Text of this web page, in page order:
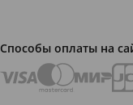
Облада
ет
Способы оплаты на